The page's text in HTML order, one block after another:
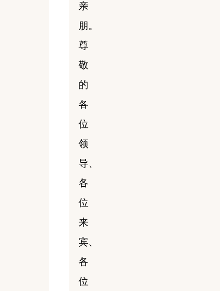
亲
朋。
尊
敬
的
各
位
领
导、
各
位
来
宾、
各
位